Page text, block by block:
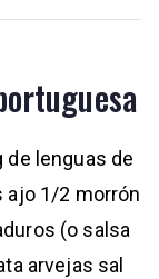
lenguas de
ajo 1/2 morrón
(o salsa
arvejas sal